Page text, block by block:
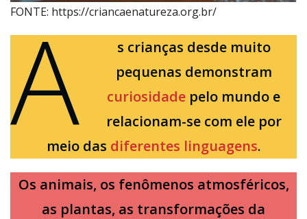
FONTE: https://criancaenatureza.org.br/
A
s crianças desde muito
pequenas demonstram
curiosidade pelo mundo e
relacionam-se com ele por
meio das diferentes linguagens.
Os animais, os fenômenos atmosféricos,
as plantas, as transformações da